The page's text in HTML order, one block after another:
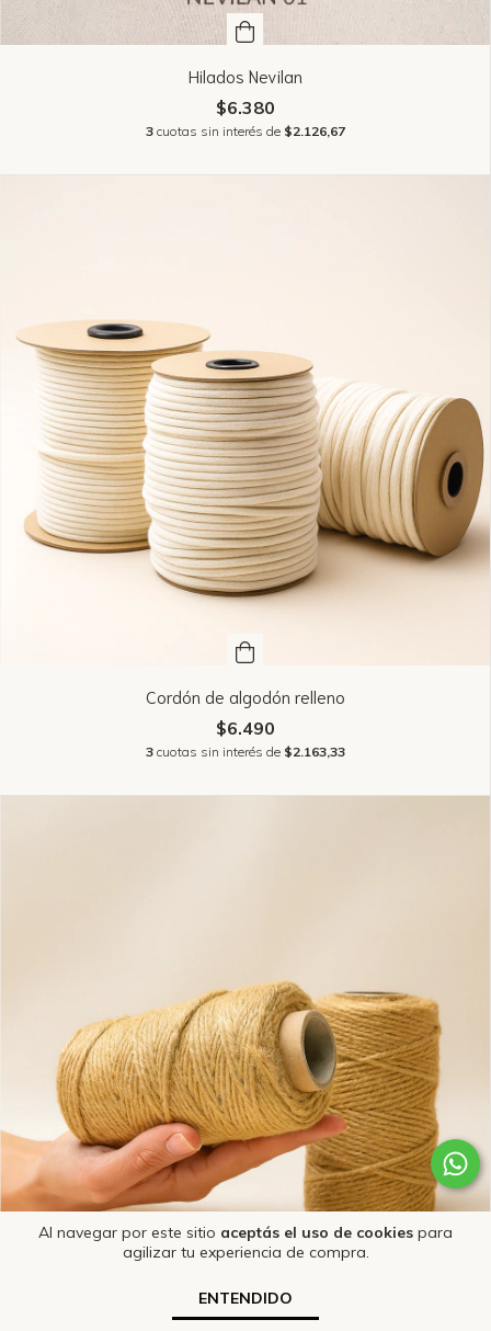
Al navegar por este sitio aceptás el uso de cookies para
agilizar tu experiencia de compra.
ENTENDIDO
Hilados Nevilan
$6.380
3 cuotas sin interés de $2.126,67
Cordón de algodón relleno
$6.490
3 cuotas sin interés de $2.163,33
Hilo de yute